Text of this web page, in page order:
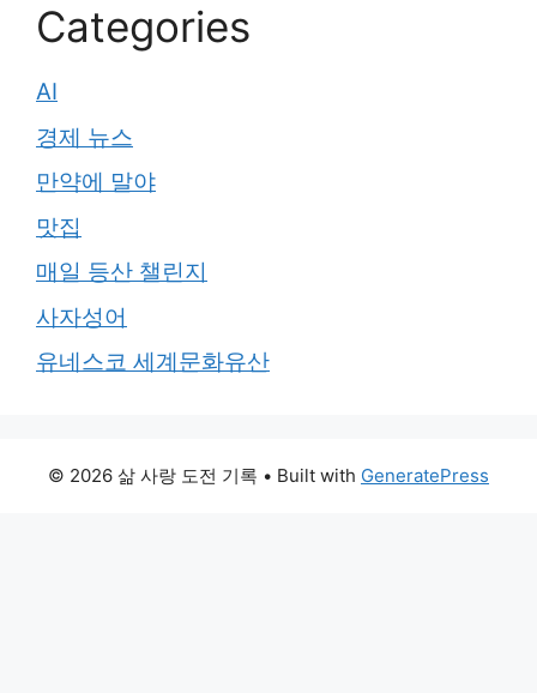
Categories
AI
경제 뉴스
만약에 말야
맛집
매일 등산 챌린지
사자성어
유네스코 세계문화유산
© 2026 삶 사랑 도전 기록 • Built with GeneratePress